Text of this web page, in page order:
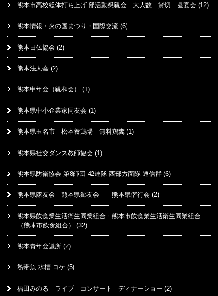
熊本市高校総体打ち上げ 部活動懇親会 大人数 貸切 昼宴会 (12)
熊本情報・火の国まつり・国際交流 (6)
熊本日仏協会 (2)
熊本法人会 (2)
熊本申年会（親和会） (1)
熊本県中小企業家同友会 (1)
熊本県玉名市 松本養鶏場 無料鶏糞 (1)
熊本県社交ダンス教師協会 (1)
熊本県防衛協会 第8師団 42連隊 西部方面隊 通信群 (6)
熊本県隊友会 熊本県郷友会 熊本県偕行会 (2)
熊本県飲食業生活衛生同業組合・熊本市飲食業生活衛生同業組合
（熊本市飲食組合） (32)
熊本青年会議所 (2)
熱帯魚 水槽 コケ (5)
福田みのる ライブ コンサート ディナーショー (2)